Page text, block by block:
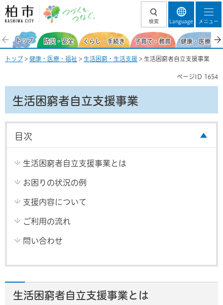
柏市 つづくを、
検索 Language メニュー
トップ 防災・安全 くらし・手続き 子育て・教育 健康・医療・
トップ > 健康・医療・福祉 > 生活困窮・生活支援 > 生活困窮者自立支援事業
ページID 1654
生活困窮者自立支援事業
目次
生活困窮者自立支援事業とは
お困りの状況の例
支援内容について
ご利用の流れ
問い合わせ
生活困窮者自立支援事業とは